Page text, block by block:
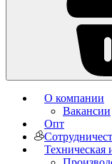
О компании
Вакансии
Опт
Техническая